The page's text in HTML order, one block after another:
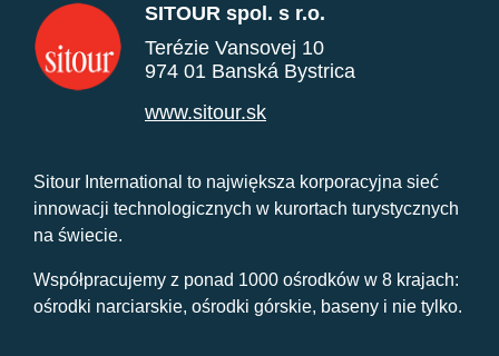
SITOUR spol. s r.o.
Terézie Vansovej 10
974 01 Banská Bystrica
www.sitour.sk
Sitour International to największa korporacyjna sieć
innowacji technologicznych w kurortach turystycznych
na świecie.
Współpracujemy z ponad 1000 ośrodków w 8 krajach:
ośrodki narciarskie, ośrodki górskie, baseny i nie tylko.